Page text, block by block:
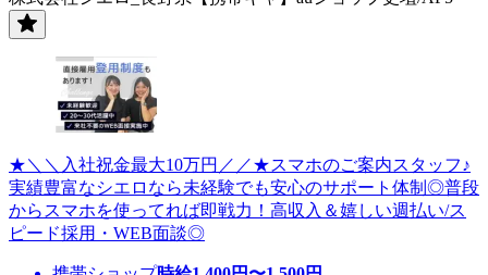
★＼＼入社祝金最大10万円／／★スマホのご案内スタッフ♪
実績豊富なシエロなら未経験でも安心のサポート体制◎普段
からスマホを使ってれば即戦力！高収入＆嬉しい週払い/ス
ピード採用・WEB面談◎